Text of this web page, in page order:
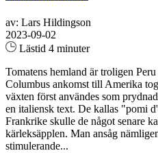
av: Lars Hildingson
2023-09-02
Lästid 4 minuter
Tomatens hemland är troligen
Columbus ankomst till Amerika
växten först användes som
en italiensk text. De kallas "pomi
Frankrike skulle de något senare
kärleksäpplen. Man ansåg
stimulerande...